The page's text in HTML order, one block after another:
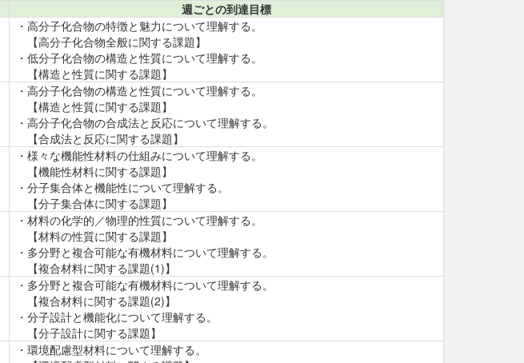
週ごとの到達目標
・高分子化合物の特徴と魅力について理解する。
【高分子化合物全般に関する課題】
・低分子化合物の構造と性質について理解する。
【構造と性質に関する課題】
・高分子化合物の構造と性質について理解する。
【構造と性質に関する課題】
・高分子化合物の合成法と反応について理解する。
【合成法と反応に関する課題】
・様々な機能性材料の仕組みについて理解する。
【機能性材料に関する課題】
・分子集合体と機能性について理解する。
【分子集合体に関する課題】
・材料の化学的／物理的性質について理解する。
【材料の性質に関する課題】
・多分野と複合可能な有機材料について理解する。
【複合材料に関する課題(1)】
・多分野と複合可能な有機材料について理解する。
【複合材料に関する課題(2)】
・分子設計と機能化について理解する。
【分子設計に関する課題】
・環境配慮型材料について理解する。